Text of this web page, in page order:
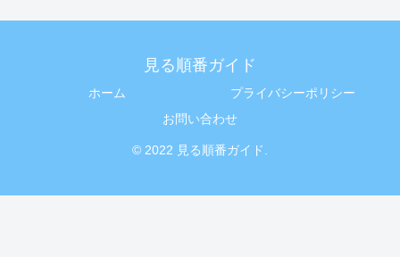
見る順番ガイド
ホーム
プライバシーポリシー
お問い合わせ
© 2022 見る順番ガイド.